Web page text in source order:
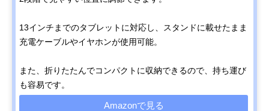
13インチまでのタブレットに対応し、スタンドに載せたまま
充電ケーブルやイヤホンが使用可能。
また、折りたたんでコンパクトに収納できるので、持ち運び
も容易です。
Amazonで見る